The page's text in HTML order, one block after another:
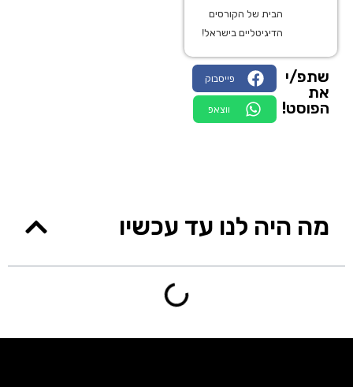
הבית של הקורסים
הדיגיטליים בישראל!
שתפ/י
את
הפוסט!
פייסבוק
ווצאפ
מה היה לנו עד עכשיו